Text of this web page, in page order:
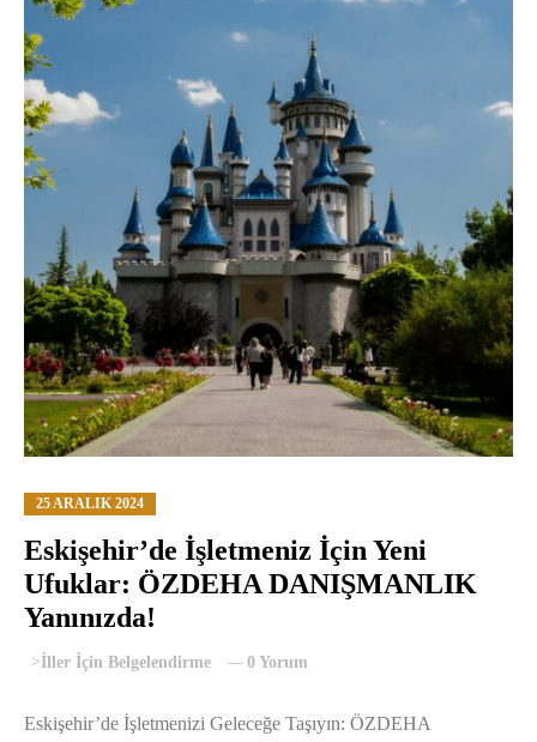
25 ARALIK 2024
Eskişehir’de İşletmeniz İçin Yeni
Ufuklar: ÖZDEHA DANIŞMANLIK
Yanınızda!
>İller İçin Belgelendirme 0 Yorum
Eskişehir’de İşletmenizi Geleceğe Taşıyın: ÖZDEHA